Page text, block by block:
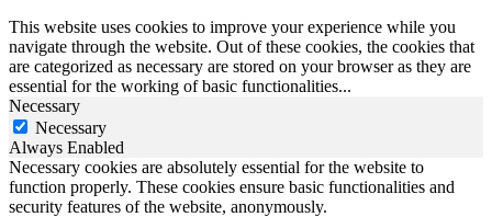
This website uses cookies to improve your experience while you
navigate through the website. Out of these cookies, the cookies that
are categorized as necessary are stored on your browser as they are
essential for the working of basic functionalities...
Necessary
Necessary
Always Enabled
Necessary cookies are absolutely essential for the website to
function properly. These cookies ensure basic functionalities and
security features of the website, anonymously.